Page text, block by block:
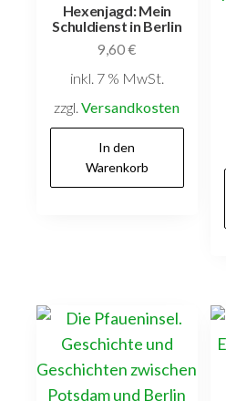
Hexenjagd: Mein
Schuldienst in Berlin
9,60€
inkl. 7 % MwSt.
zzgl.Versandkosten
In den
Warenkorb